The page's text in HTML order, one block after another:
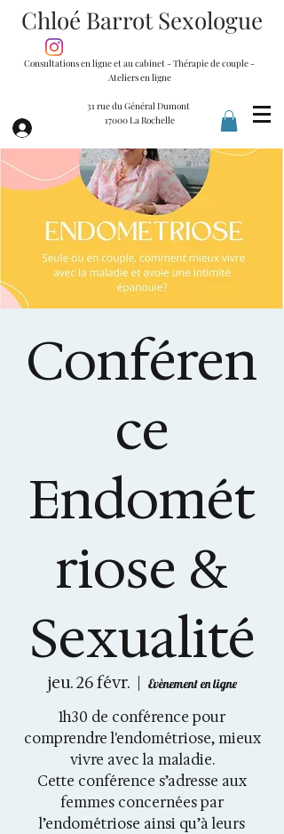
Chloé Barrot Sexologue
Consultations en ligne et au cabinet - Thérapie de couple -
Ateliers en ligne
31 rue du Général Dumont
17000 La Rochelle
Conféren
ce
Endomét
riose &
Sexualité
jeu. 26 févr.
  |
Evènement en ligne
1h30 de conférence pour
comprendre l'endométriose, mieux
vivre avec la maladie.
Cette conférence s’adresse aux
femmes concernées par
l’endométriose ainsi qu’à leurs